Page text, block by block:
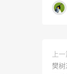
上
樊树